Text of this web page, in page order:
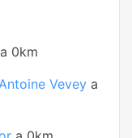
a 0km
Vevey a